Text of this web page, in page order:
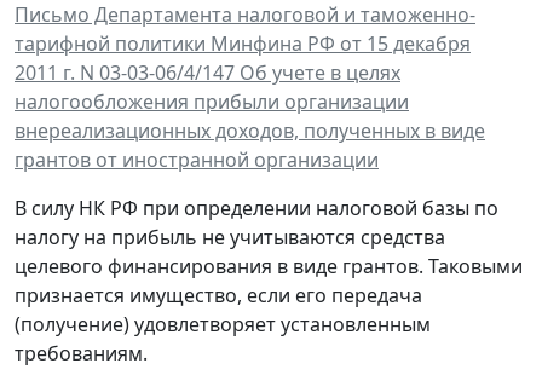
Письмо Департамента налоговой и таможенно-
тарифной политики Минфина РФ от 15 декабря
2011 г. N 03-03-06/4/147 Об учете в целях
налогообложения прибыли организации
внереализационных доходов, полученных в виде
грантов от иностранной организации
В силу НК РФ при определении налоговой базы по
налогу на прибыль не учитываются средства
целевого финансирования в виде грантов. Таковыми
признается имущество, если его передача
(получение) удовлетворяет установленным
требованиям.